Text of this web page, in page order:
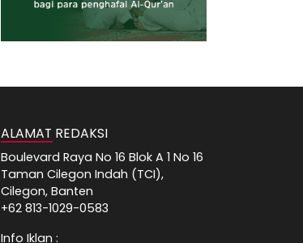
ALAMAT REDAKSI
Boulevard Raya No 16 Blok A 1 No 16
Taman Cilegon Indah (TCI),
Cilegon, Banten
+62 813-1029-0583
Info Iklan :